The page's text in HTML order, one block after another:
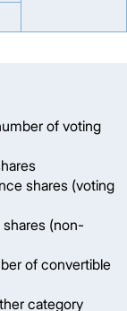
of voting
shares (voting
(non-
of convertible
category